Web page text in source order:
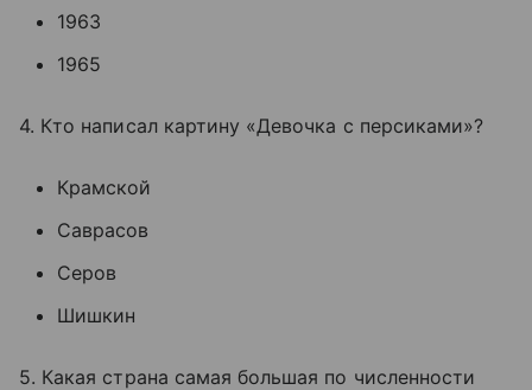
1963
1965
4. Кто написал картину «Девочка с персиками»?
Крамской
Саврасов
Серов
Шишкин
5. Какая страна самая большая по численности